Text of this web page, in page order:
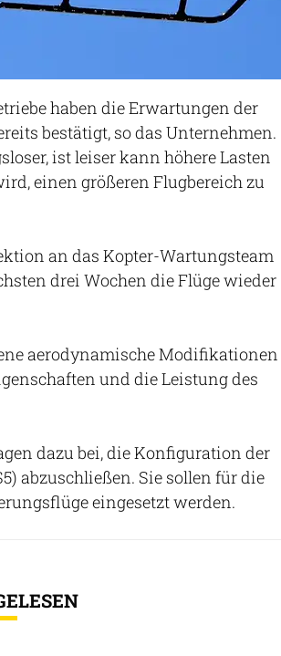
haben die Erwartungen der
bestätigt, so das Unternehmen.
ist leiser kann höhere Lasten
einen größeren Flugbereich zu
an das Kopter-Wartungsteam
drei Wochen die Flüge wieder
aerodynamische Modifikationen
und die Leistung des
dazu bei, die Konfiguration der
abzuschließen. Sie sollen für die
eingesetzt werden.